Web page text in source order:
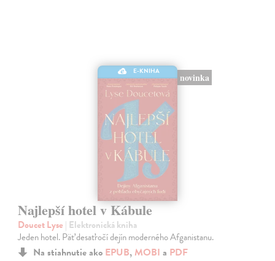
E-KNIHA
novinka
Najlepší hotel v Kábule
Doucet Lyse | Elektronická kniha
Jeden hotel. Päť desaťročí dejín moderného Afganistanu.
Na stiahnutie ako EPUB, MOBI a PDF